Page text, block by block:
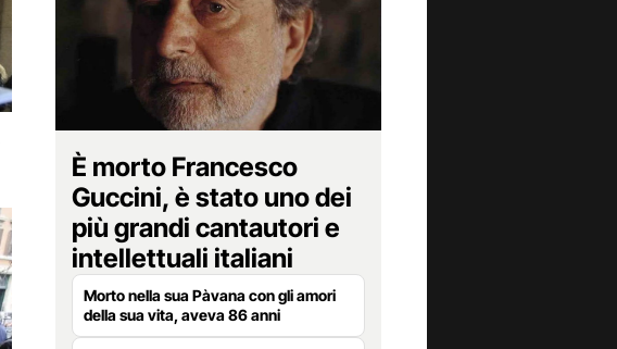
È morto Francesco
Guccini, è stato uno dei
più grandi cantautori e
intellettuali italiani
Morto nella sua Pàvana con gli amori
della sua vita, aveva 86 anni